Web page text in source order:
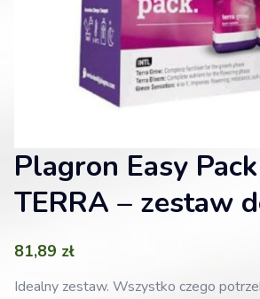
Plagron Easy
TERRA – zestaw
81,89 zł
Idealny zestaw. Wszystko czego